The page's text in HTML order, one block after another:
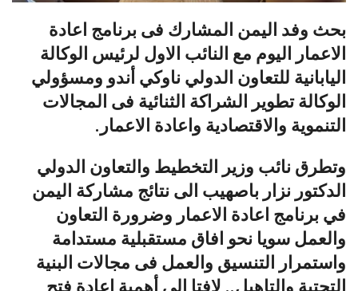
بحث وفد اليمن المشارك فى برنامج اعادة
الاعمار اليوم مع النائب الاول لرئيس الوكالة
اليابانية للتعاون الدولي ناوكي أندو ومسؤولي
الوكالة تطوير الشراكة الثنائية فى المجالات
التنموية والاقتصادية واعادة الاعمار.
وتطرق نائب وزير التخطيط والتعاون الدولي
الدكتور نزار باصهيب الى نتائج مشاركة اليمن
في برنامج اعادة الاعمار وضرورة التعاون
والعمل سويا نحو افاق مستقبلية مستدامة
واستمرار التنسيق والعمل فى مجالات البنية
التحتية والتاهيل.. لافتا الى أهمية اعادة فتح